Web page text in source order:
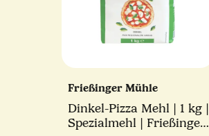
Frießinger Mühle
Dinkel-Pizza Mehl | 1 kg |
Spezialmehl | Frießinger